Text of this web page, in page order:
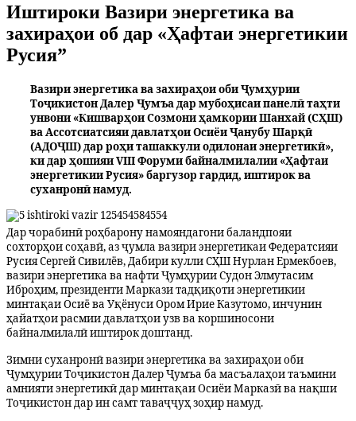
Иштироки Вазири энергетика ва
захираҳои об дар «Ҳафтаи энергетикии
Русия”
Вазири энергетика ва захираҳои оби Ҷумҳурии
Тоҷикистон Далер Ҷумъа дар мубоҳисаи панелӣ таҳти
унвони «Кишварҳои Созмони ҳамкории Шанхай (СҲШ)
ва Ассотсиатсияи давлатҳои Осиёи Ҷанубу Шарқӣ
(АДОҶШ) дар роҳи ташаккули одилонаи энергетикӣ»,
ки дар ҳошияи VIII Форуми байналмилалии «Ҳафтаи
энергетикии Русия» баргузор гардид, иштирок ва
суханронӣ намуд.
Дар чорабинӣ роҳбарону намояндагони баландпояи
сохторҳои соҳавӣ, аз ҷумла вазири энергетикаи Федератсияи
Русия Сергей Сивилёв, Дабири кулли СҲШ Нурлан Ермекбоев,
вазири энергетика ва нафти Ҷумҳурии Судон Элмутасим
Иброҳим, президенти Маркази тадқиқоти энергетикии
минтақаи Осиё ва Уқёнуси Ором Ирие Казутомо, инчунин
ҳайатҳои расмии давлатҳои узв ва коршиносони
байналмилалӣ иштирок доштанд.
Зимни суханронӣ вазири энергетика ва захираҳои оби
Ҷумҳурии Тоҷикистон Далер Ҷумъа ба масъалаҳои таъмини
амнияти энергетикӣ дар минтақаи Осиёи Марказӣ ва нақши
Тоҷикистон дар ин самт таваҷҷуҳ зоҳир намуд.